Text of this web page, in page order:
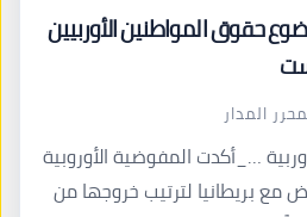
حقوق المواطنين الأوربيين
المدار
…_أكدت المفوضية الأوروبية
مع بريطانيا لترتيب خروجها من